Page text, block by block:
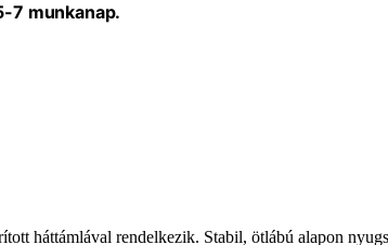
7 munkanap.
háttámlával rendelkezik. Stabil, ötlábú alapon